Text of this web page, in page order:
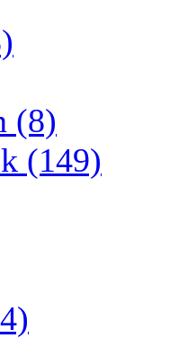
(8)
(149)